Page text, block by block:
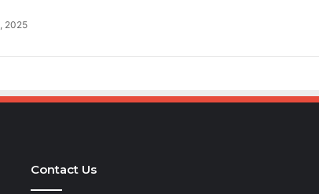
2025
Contact Us